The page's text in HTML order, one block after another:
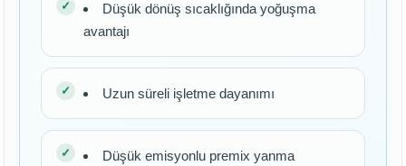
Düşük dönüş sıcaklığında yoğuşma
avantajı
Uzun süreli işletme dayanımı
Düşük emisyonlu premix yanma